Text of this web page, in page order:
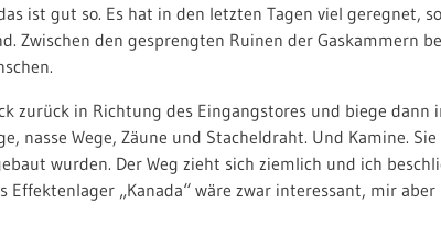
ist gut so. Es hat in den letzten Tagen viel geregnet,
Zwischen den gesprengten Ruinen der Gaskammern
zurück in Richtung des Eingangstores und biege dann
nasse Wege, Zäune und Stacheldraht. Und Kamine.
wurden. Der Weg zieht sich ziemlich und ich
Effektenlager „Kanada“ wäre zwar interessant, mir